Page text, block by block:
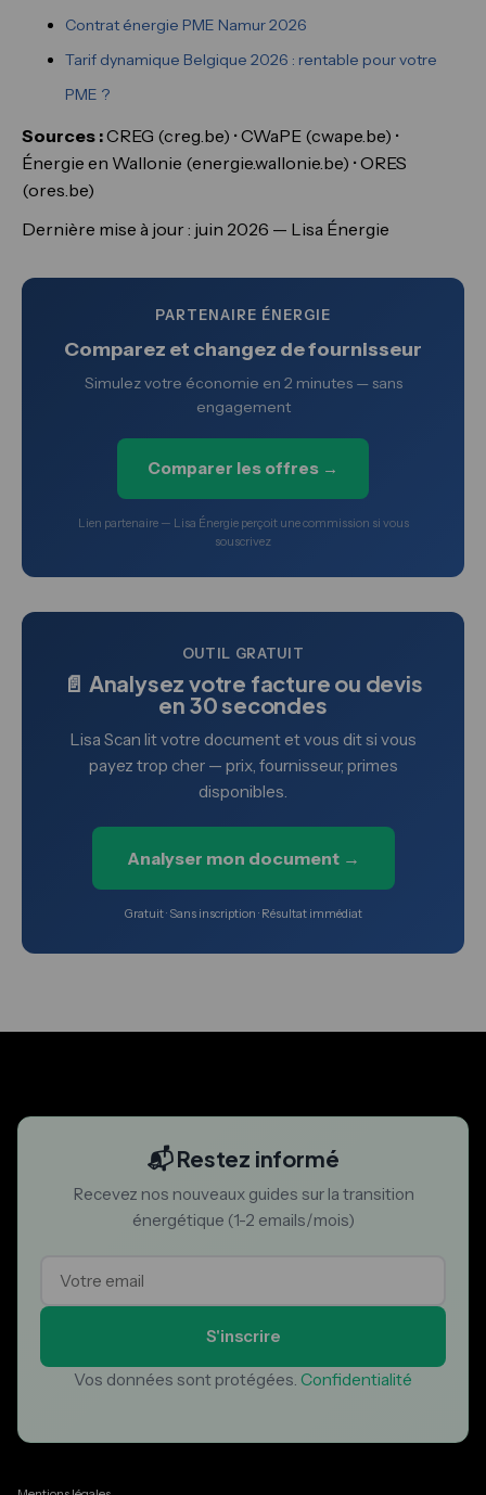
Contrat énergie PME Namur 2026
Tarif dynamique Belgique 2026 : rentable pour votre
PME ?
Sources :CREG (creg.be) • CWaPE (cwape.be) •
Énergie en Wallonie (energie.wallonie.be) • ORES
(ores.be)
Dernière mise à jour : juin 2026 — Lisa Énergie
PARTENAIRE ÉNERGIE
Comparez et changez de fournisseur
Simulez votre économie en 2 minutes — sans
engagement
Comparer les offres →
Lien partenaire — Lisa Énergie perçoit une commission si vous
souscrivez
OUTIL GRATUIT
📄 Analysez votre facture ou devis
en 30 secondes
Lisa Scan lit votre document et vous dit si vous
payez trop cher — prix, fournisseur, primes
disponibles.
Analyser mon document →
Gratuit · Sans inscription · Résultat immédiat
📬 Restez informé
Recevez nos nouveaux guides sur la transition
énergétique (1-2 emails/mois)
S'inscrire
Vos données sont protégées. Confidentialité